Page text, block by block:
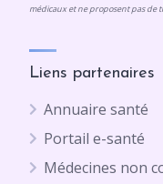
médicaux et ne proposent pas de
Liens partenaires
Annuaire santé
Portail e-santé
Médecines non